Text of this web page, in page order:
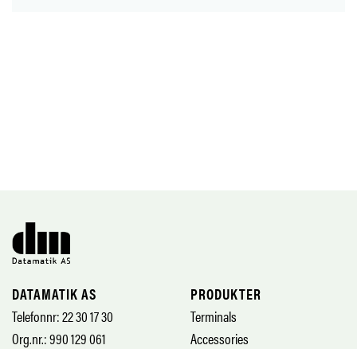
DATAMATIK AS
Telefonnr: 22 30 17 30
Org.nr.: 990 129 061
PRODUKTER
Terminals
Accessories